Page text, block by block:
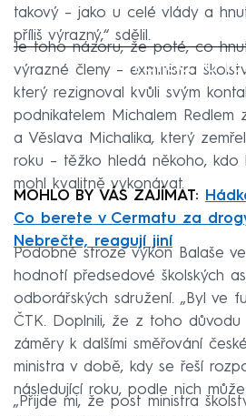
takový – jako u celé vlády a
příliš výrazný,“ sdělil.
Failed to
Je toho názoru, že poté, co
výrazné členy – exministra
který rezignoval kvůli svým
podnikatelem Michalem Redlem
a Věslava Michalika, který
roku – těžko hledá někoho, kdo
mohl kvalitně vykonávat.
MOHLO BY VÁS ZAJÍMAT:
Co berete v Cermatu za
Nebrečte, reagují jiní
Podobně stroze výkon Balaše
hodnotí předsedové školských
odborářských sdružení. „Byl ve
ČTK. Doplnili, že z toho důvodu
záměry k dalšími směřování
ministra v době, kdy se řeší
následující roku, podle nich
„Přijde mi, že post ministra